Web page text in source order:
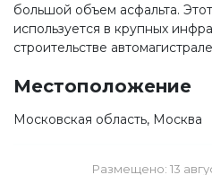
большой объем асфальта.
используется в крупных
строительстве автомагистрале
Местоположение
Московская область, Москва
Размещено: 13